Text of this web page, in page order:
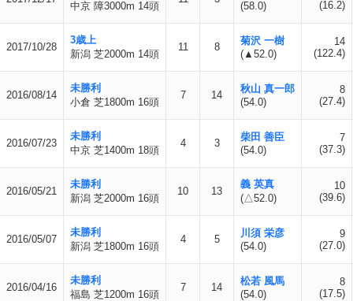
中京 障3000m 14頭 (58.0) (16.2)
2017/10/28
3歳上
新潟 芝2000m 14頭
11 8
菊沢 一樹
(▲52.0)
14
(122.4)
2016/08/14
未勝利
小倉 芝1800m 16頭
7 14
秋山 真一郎
(54.0)
8
(27.4)
2016/07/23
未勝利
中京 芝1400m 18頭
4 3
柴田 善臣
(54.0)
7
(37.3)
2016/05/21
未勝利
新潟 芝2000m 16頭
10 13
義 英真
(△52.0)
10
(39.6)
2016/05/07
未勝利
新潟 芝1800m 16頭
4 5
川須 栄彦
(54.0)
9
(27.0)
2016/04/16
未勝利
福島 芝1200m 16頭
7 14
松若 風馬
(54.0)
8
(17.5)